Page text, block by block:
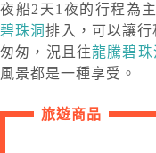
夜船2天1夜的行程為
碧珠洞排入，可以讓
匆匆，況且往龍騰碧珠
風景都是一種享受。
旅遊商品